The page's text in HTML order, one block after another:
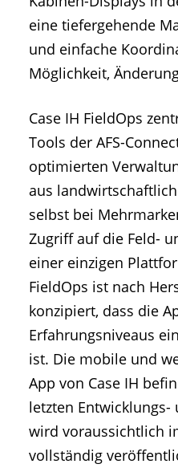
eine tiefergehende
und einfache
Möglichkeit,
Case IH FieldOps
Tools der AFS-
optimierten
aus
selbst bei
Zugriff auf die Feld-
einer einzigen
FieldOps ist nach
konzipiert, dass die
Erfahrungsniveaus
ist. Die mobile und
App von Case IH
letzten Entwicklungs-
wird voraussichtlich
vollständig